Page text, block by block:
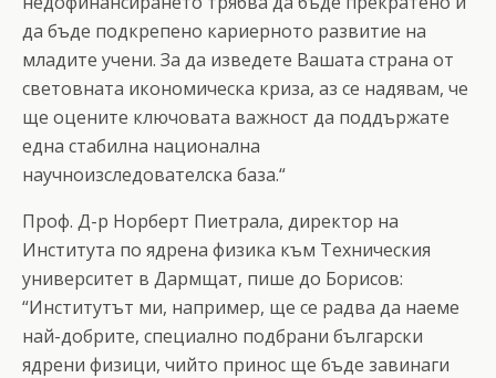
да бъде подкрепено кариерното развитие на
младите учени. За да изведете Вашата страна от
световната икономическа криза, аз се надявам, че
ще оцените ключовата важност да поддържате
една стабилна национална
научноизследователска база.“
Проф. Д-р Норберт Пиетрала, директор на
Института по ядрена физика към Техническия
университет в Дармщат, пише до Борисов:
“Институтът ми, например, ще се радва да наеме
най-добрите, специално подбрани български
ядрени физици, чийто принос ще бъде завинаги